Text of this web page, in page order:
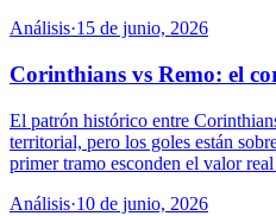
Análisis·15 de junio, 2026
Corinthians vs Remo: el
El patrón histórico entre
territorial, pero los goles están
primer tramo esconden el valor
Análisis·10 de junio, 2026